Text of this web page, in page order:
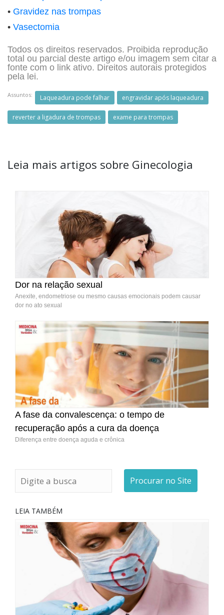
• Gravidez nas trompas
• Vasectomia
Todos os direitos reservados. Proibida reprodução
total ou parcial deste artigo e/ou imagem sem citar a
fonte com o link ativo. Direitos autorais protegidos
pela lei.
Assuntos: Laqueadura pode falhar engravidar após laqueadura
reverter a ligadura de trompas exame para trompas
Leia mais artigos sobre Ginecologia
Dor na relação sexual
Anexite, endometriose ou mesmo causas emocionais podem causar
dor no ato sexual
A fase da convalescença: o tempo de
recuperação após a cura da doença
Diferença entre doença aguda e crônica
Procurar no Site
LEIA TAMBÉM